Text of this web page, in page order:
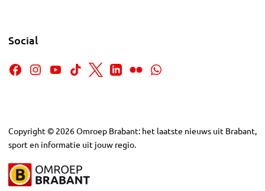
Social
Copyright © 2026Omroep Brabant: het laatste nieuws uit Brabant,
sport en informatie uit jouw regio.